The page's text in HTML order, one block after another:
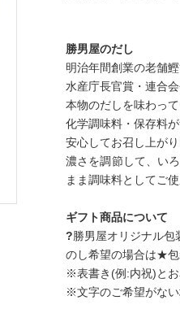
勝男屋のだし
明治年間創業の老舗
水産庁長官賞・連合
本物のだしを味わっ
化学調味料・保存料
安心してお召し上が
濃さを調節して、い
まま調味料としてご
ギフト商品について
?勝男屋オリジナル包
のし希望の場合は★包
※表書き(例:内祝)とお
※文字のご希望がない